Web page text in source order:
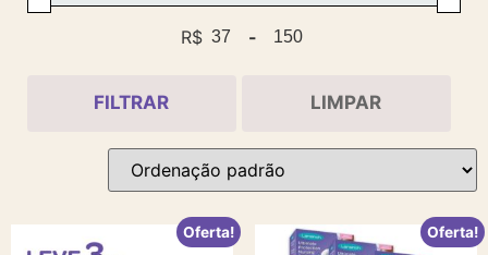
R$ Minimum Price
-
Maximum Price
FILTRAR LIMPAR
Oferta! Oferta!